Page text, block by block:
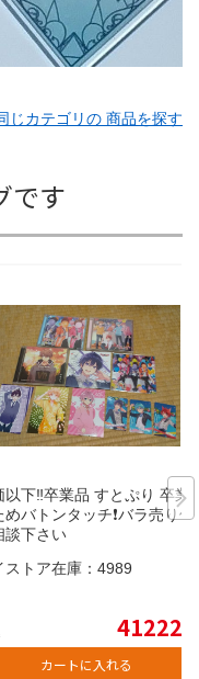
じカテゴリの 商品を探す
です
以下‼️卒業品 すとぷり 卒業
めバトンタッチ❗️バラ売り価
談下さい
ストア在庫： 4989
41222
カートに入れる